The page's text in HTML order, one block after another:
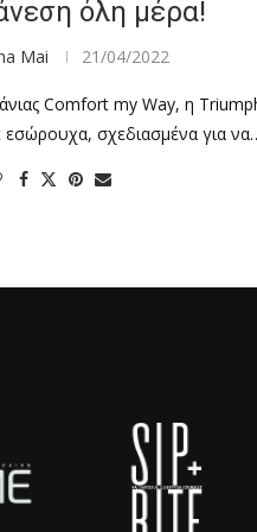
όλη μέρα!
Mai 21/04/2022
Comfort my Way, η
εσώρουχα, σχεδιασμένα για